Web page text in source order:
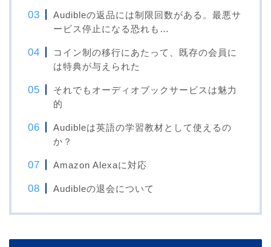
Audibleの返品には制限回数がある。最悪サ
ービス停止になる恐れも…
コイン制の移行にあたって、既存の会員に
は特典が与えられた
それでもオーディオブックサービスは魅力
的
Audibleは英語の学習教材として使えるの
か？
Amazon Alexaに対応
Audibleの退会について